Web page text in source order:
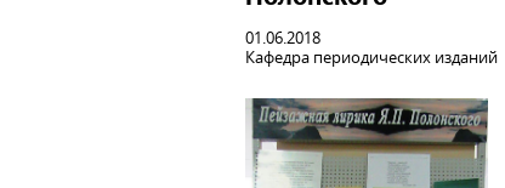
01.06.2018
Кафедра периодических изданий